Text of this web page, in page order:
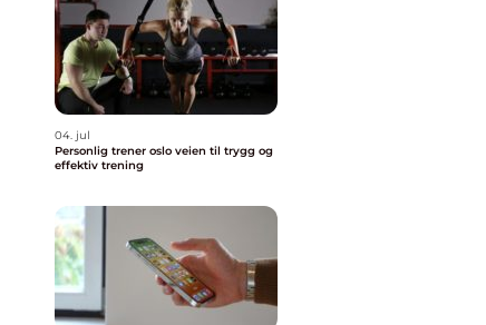
04. jul
Personlig trener oslo veien til trygg og
effektiv trening